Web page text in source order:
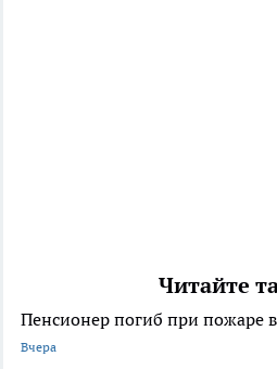
Читайте
Пенсионер погиб при пожаре
Вчера